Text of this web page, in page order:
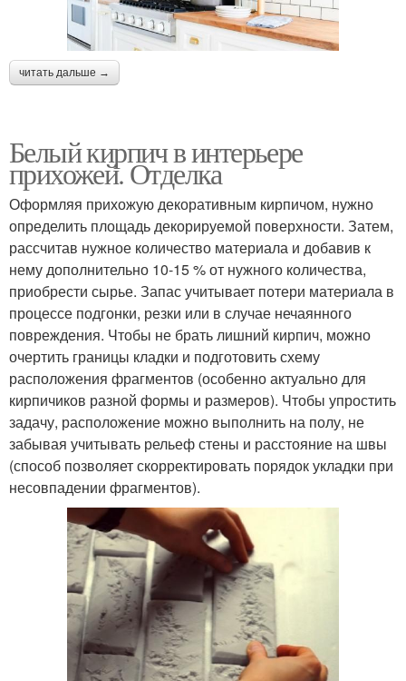
читать дальше →
Белый кирпич в интерьере
прихожей. Отделка
Оформляя прихожую декоративным кирпичом, нужно
определить площадь декорируемой поверхности. Затем,
рассчитав нужное количество материала и добавив к
нему дополнительно 10-15 % от нужного количества,
приобрести сырье. Запас учитывает потери материала в
процессе подгонки, резки или в случае нечаянного
повреждения. Чтобы не брать лишний кирпич, можно
очертить границы кладки и подготовить схему
расположения фрагментов (особенно актуально для
кирпичиков разной формы и размеров). Чтобы упростить
задачу, расположение можно выполнить на полу, не
забывая учитывать рельеф стены и расстояние на швы
(способ позволяет скорректировать порядок укладки при
несовпадении фрагментов).